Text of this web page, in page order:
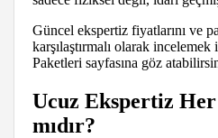
Güncel ekspertiz fiyatlarını ve
karşılaştırmalı olarak
Paketleri sayfasına göz
Ucuz Ekspertiz
mıdır?